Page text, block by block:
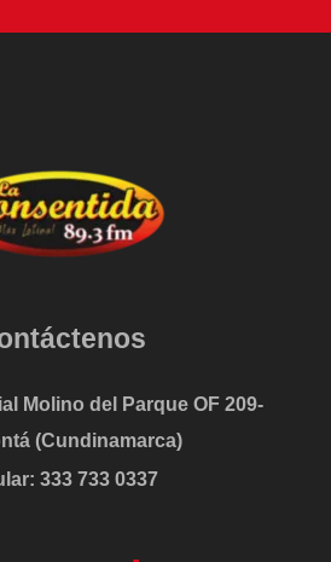
Molino del Parque OF 209-
(Cundinamarca)
333 733 0337